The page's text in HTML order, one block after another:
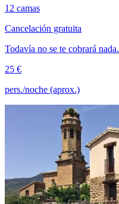
12 camas
Cancelación gratuita
Todavía no se te cobrará nada.
25 €
pers./noche (aprox.)